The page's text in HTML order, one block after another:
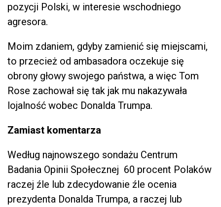
pozycji Polski, w interesie wschodniego
agresora.
Moim zdaniem, gdyby zamienić się miejscami,
to przecież od ambasadora oczekuje się
obrony głowy swojego państwa, a więc Tom
Rose zachował się tak jak mu nakazywała
lojalność wobec Donalda Trumpa.
Zamiast komentarza
Według najnowszego sondażu Centrum
Badania Opinii Społecznej 60 procent Polaków
raczej źle lub zdecydowanie źle ocenia
prezydenta Donalda Trumpa, a raczej lub